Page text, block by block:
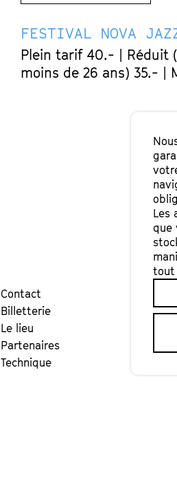
FESTIVAL NOVA
Plein tarif 40.- | Réduit
moins de 26 ans) 35.- |
Contact
Billetterie
Le lieu
Partenaires
Technique
Les
que
tout